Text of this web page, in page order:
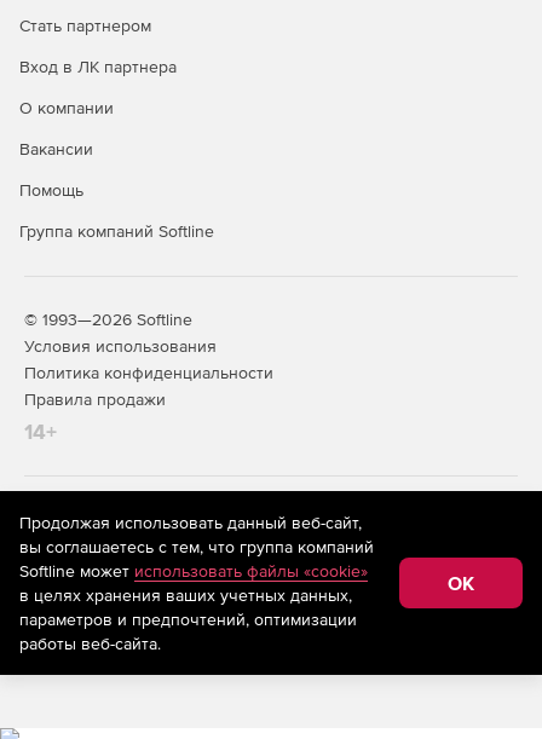
Стать партнером
Вход в ЛК партнера
О компании
Вакансии
Помощь
Группа компаний Softline
© 1993—2026 Softline
Условия использования
Политика конфиденциальности
Правила продажи
14+
На информационном ресурсе store.softline.ru применяются
рекомендательные технологии
(информационные технологии
предоставления информации на основе сбора,
систематизации и анализа сведений, относящихся к
предпочтениям пользователей сети «Интернет»,
находящихся на территории Российской Федерации)
Продолжая использовать данный веб-сайт,
вы соглашаетесь с тем, что группа компаний
Softline может использовать файлы «cookie»
в целях хранения ваших учетных данных,
параметров и предпочтений, оптимизации
работы веб-сайта.
OK